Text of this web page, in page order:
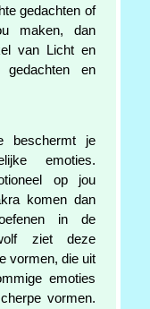
gedachten of
maken, dan
van Licht en
en
beschermt je
emoties.
op jou
komen dan
in de
ziet deze
vormen, die uit
emoties
vormen.